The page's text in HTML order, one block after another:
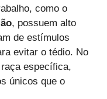
como o
, possuem alto
de estímulos
evitar o tédio. No
específica,
únicos que o